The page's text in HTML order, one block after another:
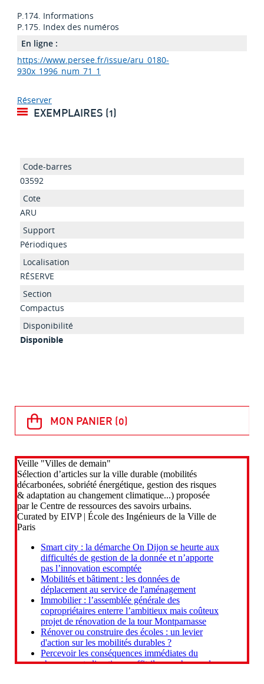
P.174. Informations
P.175. Index des numéros
En ligne :
https://www.persee.fr/issue/aru_0180-
930x_1996_num_71_1
Réserver
EXEMPLAIRES (1)
03592
ARU
Périodiques
RÉSERVE
Compactus
Disponible